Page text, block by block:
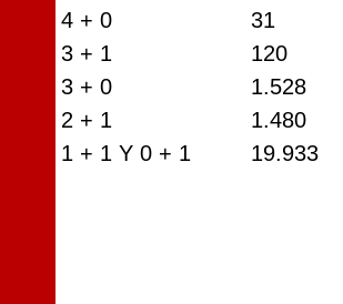
4 + 0
31
3 + 1
120
3 + 0
1.528
2 + 1
1.480
1 + 1 Y 0 + 1
19.933